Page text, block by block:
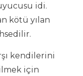
idi.
kötü yılan
kendilerini
için